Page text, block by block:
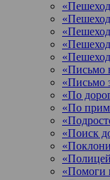
«Пешеход
«Письмо
«Письмо
«По
«По
«Поиск
«Помоги